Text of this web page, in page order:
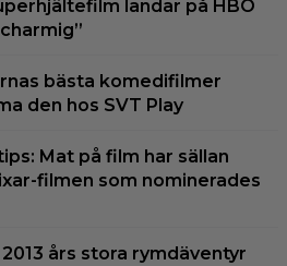
landar på HBO
bästa komedifilmer
den hos SVT Play
Mat på film har sällan
filmen som nominerades
2013 års stora rymdäventyr